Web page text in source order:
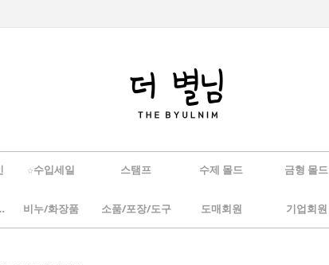
☆수입세일 스탬프 수제 몰드 금형 몰드
리움 비누/화장품 소품/포장/도구 도매회원 기업회원